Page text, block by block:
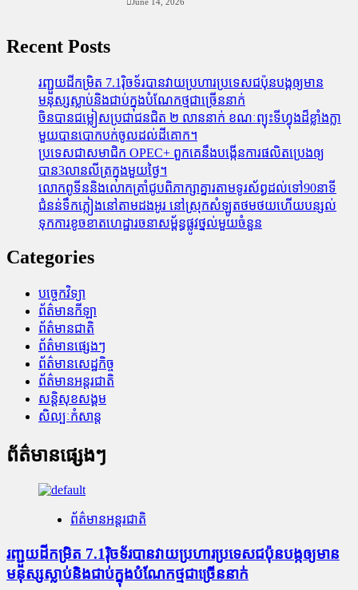
Recent Posts
រញ្ជួយដីកម្រិត​ 7.1រ៉ិចទ័របានវាយប្រហារប្រទេសជប៉ុនបង្កឲ្យមាន
មនុស្សស្លាប់​និង​ជាប់ក្នុងបំណែកថ្មជាច្រើននាក់
ចិនបានជម្លៀសប្រជាជនជិត ២ លាននាក់ ខណៈព្យុះទីហ្វុងដ៏ខ្លាំងក្លា
មួយបានបោកបក់ចូលដល់ដីគោក។
ប្រទេសជាសមាជិក OPEC+​ ពួកគេនឹងបង្កើនការផលិតប្រេងឲ្យ
បាន3លានលីត្រក្នុងមួយថ្ងៃ។
លោកពូទីននិងលោកត្រាំជូបពិភាក្សាគ្នារតាមទូរស័ព្ធដល់ទៅ90នាទី
ជំនន់​ទឹកភ្លៀង​នៅ​តាម​ដងអូរ​ នៅ​ស្រុក​សំឡូត​ថមថយ​ហើយ​បន្សល់​
ទុក​ការ​ខូចខាត​ហេដ្ឋារចនាសម្ព័ន្ធ​ផ្លូវថ្នល់​មួយ​ចំនួន
Categories
បច្ចេកវិទ្យា
ព័ត៌មានកីឡា
ព័ត៌មានជាតិ
ព័ត៌មានផ្សេងៗ
ព័ត៌មានសេដ្ឋកិច្ច
ព័ត៌មានអន្តរជាតិ
សន្តិសុខសង្គម
សិល្បៈកំសាន្ត
ព័ត៌មានផ្សេងៗ
ព័ត៌មានអន្តរជាតិ
រញ្ជួយដីកម្រិត​ 7.1រ៉ិចទ័របានវាយប្រហារប្រទេសជប៉ុនបង្កឲ្យមាន
មនុស្សស្លាប់​និង​ជាប់ក្នុងបំណែកថ្មជាច្រើននាក់